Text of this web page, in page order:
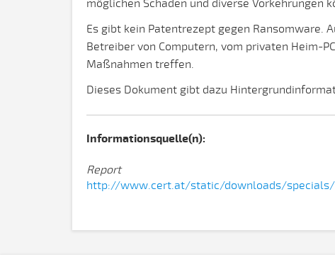
möglichen Schaden und diverse
Es gibt kein Patentrezept gegen Ransomware.
Betreiber von Computern, vom privaten Heim-
Maßnahmen treffen.
Dieses Dokument gibt dazu
Informationsquelle(n):
Report
http://www.cert.at/static/downloads/